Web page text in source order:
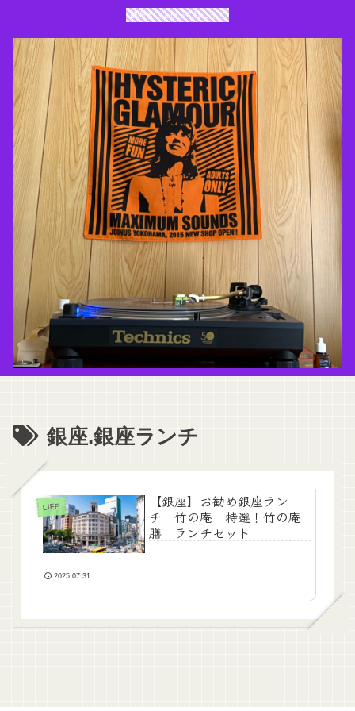
前向きに上がって行こう！
銀座.銀座ランチ
LIFE
【銀座】お勧め銀座ラン
チ 竹の庵 特選！竹の庵
膳 ランチセット
2025.07.31